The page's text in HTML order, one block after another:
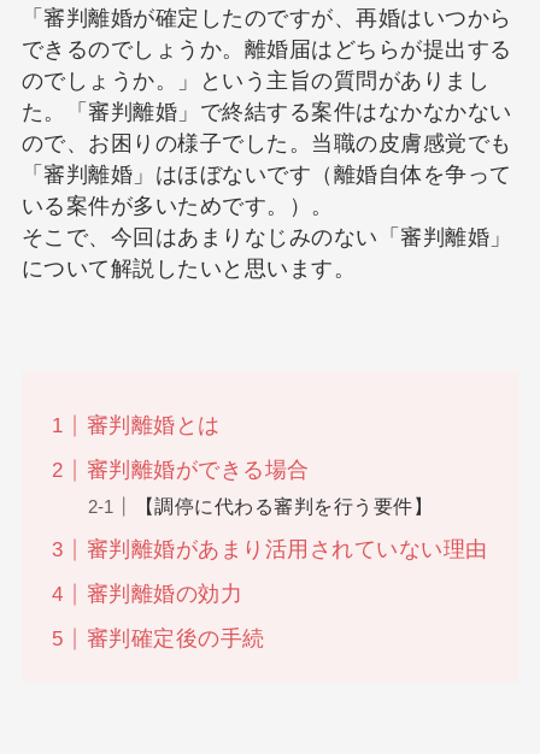
「審判離婚が確定したのですが、再婚はいつから
できるのでしょうか。離婚届はどちらが提出する
のでしょうか。」という主旨の質問がありまし
た。「審判離婚」で終結する案件はなかなかない
ので、お困りの様子でした。当職の皮膚感覚でも
「審判離婚」はほぼないです（離婚自体を争って
いる案件が多いためです。）。
そこで、今回はあまりなじみのない「審判離婚」
について解説したいと思います。
審判離婚とは
審判離婚ができる場合
【調停に代わる審判を行う要件】
審判離婚があまり活用されていない理由
審判離婚の効力
審判確定後の手続